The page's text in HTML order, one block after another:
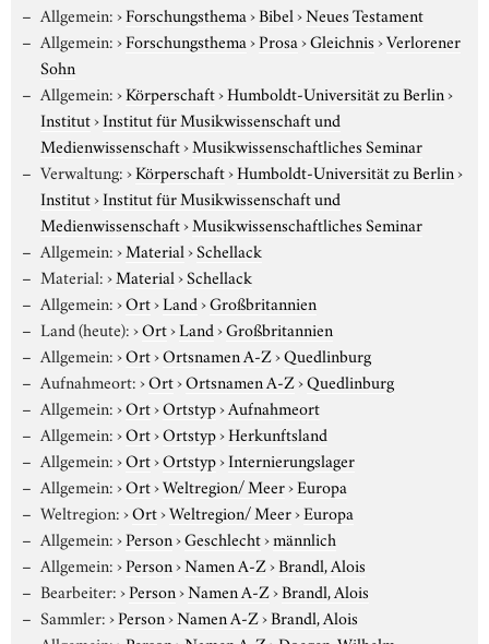
Allgemein:›Forschungsthema›Bibel›Neues Testament
Allgemein:›Forschungsthema›Prosa›Gleichnis›Verlorener
Sohn
Allgemein:›Körperschaft›Humboldt-Universität zu Berlin›
Institut›Institut für Musikwissenschaft und
Medienwissenschaft›Musikwissenschaftliches Seminar
Verwaltung:›Körperschaft›Humboldt-Universität zu Berlin›
Institut›Institut für Musikwissenschaft und
Medienwissenschaft›Musikwissenschaftliches Seminar
Allgemein:›Material›Schellack
Material:›Material›Schellack
Allgemein:›Ort›Land›Großbritannien
Land (heute):›Ort›Land›Großbritannien
Allgemein:›Ort›Ortsnamen A-Z›Quedlinburg
Aufnahmeort:›Ort›Ortsnamen A-Z›Quedlinburg
Allgemein:›Ort›Ortstyp›Aufnahmeort
Allgemein:›Ort›Ortstyp›Herkunftsland
Allgemein:›Ort›Ortstyp›Internierungslager
Allgemein:›Ort›Weltregion/ Meer›Europa
Weltregion:›Ort›Weltregion/ Meer›Europa
Allgemein:›Person›Geschlecht›männlich
Allgemein:›Person›Namen A-Z›Brandl, Alois
Bearbeiter:›Person›Namen A-Z›Brandl, Alois
Sammler:›Person›Namen A-Z›Brandl, Alois